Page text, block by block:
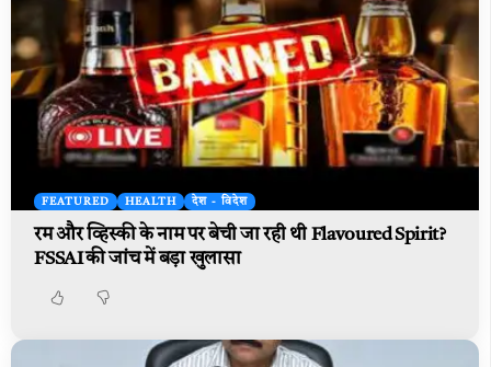
FEATURED HEALTH देश - विदेश
रम और व्हिस्की के नाम पर बेची जा रही थी Flavoured Spirit?
FSSAI की जांच में बड़ा खुलासा